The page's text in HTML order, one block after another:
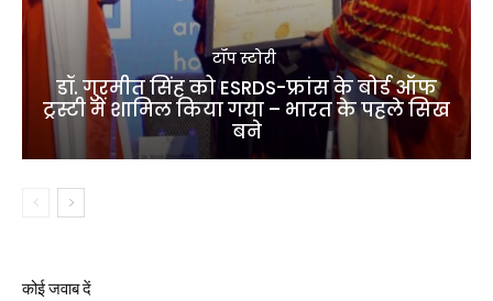
टॉप स्टोरी
डॉ. गुरमीत सिंह को ESRDS-फ्रांस के बोर्ड ऑफ
ट्रस्टी में शामिल किया गया – भारत के पहले सिख
बने
कोई जवाब दें